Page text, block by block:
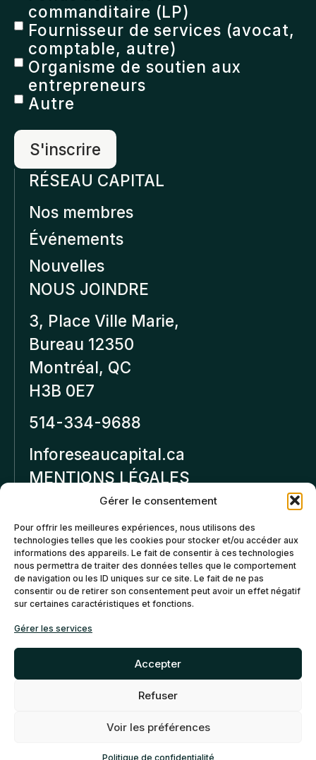
Gérer le consentement
Pour offrir les meilleures expériences, nous utilisons des
technologies telles que les cookies pour stocker et/ou accéder aux
informations des appareils. Le fait de consentir à ces technologies
nous permettra de traiter des données telles que le comportement
de navigation ou les ID uniques sur ce site. Le fait de ne pas
consentir ou de retirer son consentement peut avoir un effet négatif
sur certaines caractéristiques et fonctions.
Gérer les services
Accepter
Refuser
Voir les préférences
Politique de confidentialité
commanditaire (LP)
Fournisseur de services (avocat,
comptable, autre)
Organisme de soutien aux
entrepreneurs
Autre
RÉSEAU CAPITAL
Nos membres
Événements
Nouvelles
NOUS JOINDRE
3, Place Ville Marie,
Bureau 12350
Montréal, QC
H3B 0E7
514-334-9688
Inforeseaucapital.ca
MENTIONS LÉGALES
Politique de
confidentialité
Politiques d’annulation et
de remboursement
Politique de cookies (CA)
©2026 Réseau Capital. Tous
droits reservés -
My Little
- Agence web